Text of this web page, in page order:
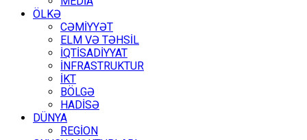
ÖLKƏ
CƏMİYYƏT
ELM VƏ TƏHSİL
İQTİSADİYYAT
İNFRASTRUKTUR
İKT
BÖLGƏ
HADİSƏ
DÜNYA
REGİON